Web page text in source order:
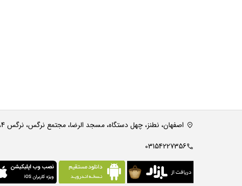
اصفهان، نطنز، چهل دستگاه، مسجد الرضا، مجتمع نرگس، نرگس 4، پلاک 5
03154227356